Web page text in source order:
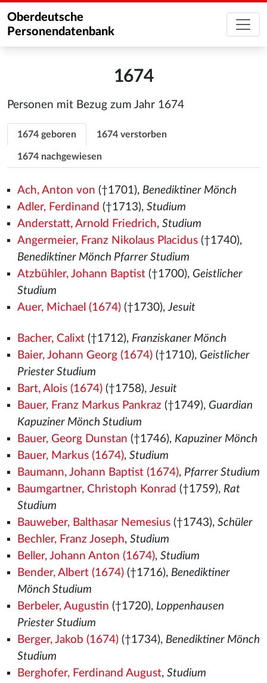
Oberdeutsche
Personendatenbank
1674
Personen mit Bezug zum Jahr 1674
1674 geboren 1674 verstorben
1674 nachgewiesen
Ach, Anton von (†1701), Benediktiner Mönch
Adler, Ferdinand (†1713), Studium
Anderstatt, Arnold Friedrich, Studium
Angermeier, Franz Nikolaus Placidus(†1740),
Benediktiner Mönch Pfarrer Studium
Atzbühler, Johann Baptist(†1700), Geistlicher
Studium
Auer, Michael (1674)(†1730),Jesuit
Bacher, Calixt(†1712), Franziskaner Mönch
Baier, Johann Georg (1674)(†1710), Geistlicher
Priester Studium
Bart, Alois (1674)(†1758),Jesuit
Bauer, Franz Markus Pankraz (†1749), Guardian
Kapuziner Mönch Studium
Bauer, Georg Dunstan (†1746), Kapuziner Mönch
Bauer, Markus (1674), Studium
Baumann, Johann Baptist (1674), Pfarrer Studium
Baumgartner, Christoph Konrad (†1759), Rat
Studium
Bauweber, Balthasar Nemesius(†1743), Schüler
Bechler, Franz Joseph, Studium
Beller, Johann Anton (1674), Studium
Bender, Albert (1674)(†1716), Benediktiner
Mönch Studium
Berbeler, Augustin (†1720), Loppenhausen
Priester Studium
Berger, Jakob (1674)(†1734), Benediktiner Mönch
Studium
Berghofer, Ferdinand August, Studium